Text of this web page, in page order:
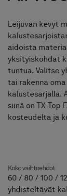
Leijuvan kevyt
aidoista
yksityiskohdat
tuntua. Valitse
tai rakenna
kalustesarjalla.
siinä on TX
kosteudelta ja
Koko vaihtoehdot
60 / 80 / 100 /
yhdisteltävät